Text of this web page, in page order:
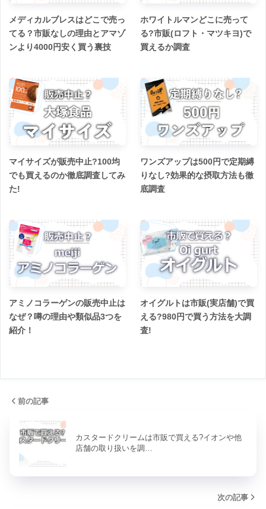
メディカルブレスはどこで売っ
てる？市販なしの理由とアマゾ
ンより4000円安く買う裏技
ホワイトルマンどこに売って
る?市販(ロフト・マツキヨ)で
買えるか調査
マイサイズが販売中止?100均
でも買えるのか徹底調査してみ
た!
ワンズアップは500円で定期縛
りなし?効果的な摂取方法も徹
底調査
アミノコラーゲンの販売中止は
なぜ？噂の理由や類似品3つを
紹介！
オイグルトは市販(実店舗)で買
える?980円で買う方法を大調
査!
前の記事
カスタードクリームは市販で買える?イオンや他
店舗の取り扱いを調…
次の記事